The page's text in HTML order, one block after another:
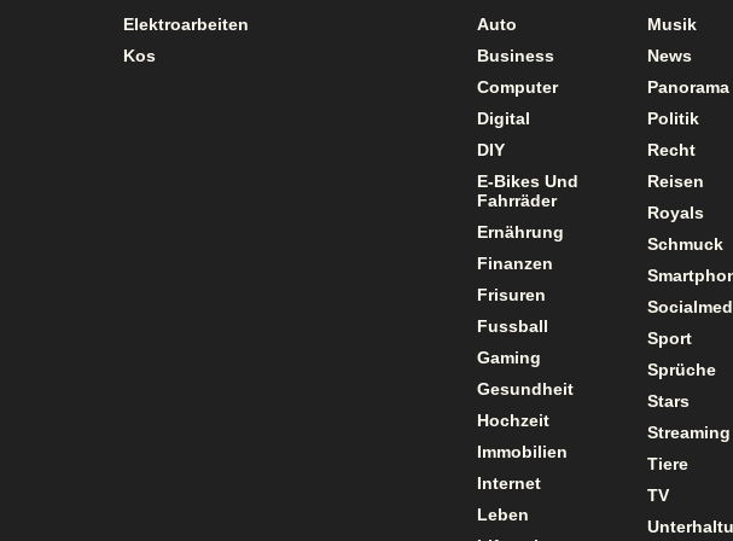
Elektroarbeiten
Kos
Auto
Business
Computer
Digital
DIY
E-Bikes Und
Fahrräder
Ernährung
Finanzen
Frisuren
Fussball
Gaming
Gesundheit
Hochzeit
Immobilien
Internet
Leben
Musik
News
Panorama
Politik
Recht
Reisen
Royals
Schmuck
Sport
Sprüche
Stars
Streaming
Tiere
TV